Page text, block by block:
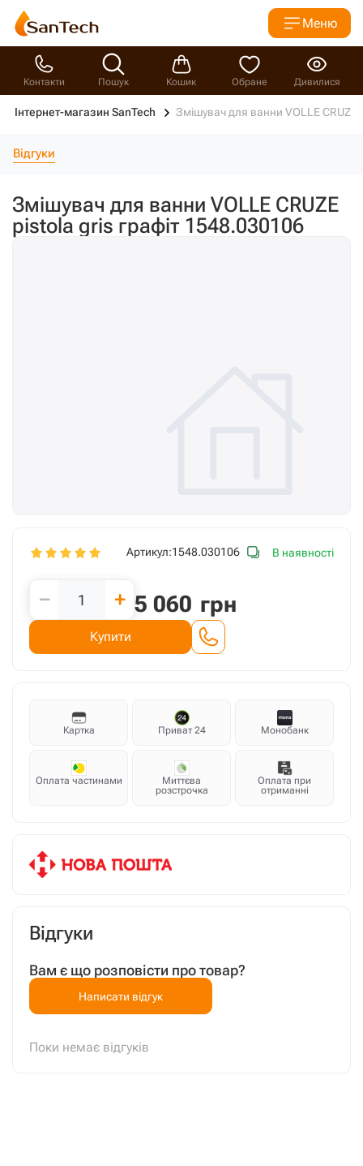
Меню
Контакти Пошук Кошик Обране Дивилися
Інтернет-магазин SanTech Змішувач для ванни VOLLE
Відгуки
Змішувач для ванни VOLLE CRUZE
pistola gris графіт 1548.030106
Артикул:1548.030106 В наявності
− + 5 060 грн
Купити
Картка Приват 24 Монобанк
Оплата частинами
Миттєва
розстрочка
Оплата при
отриманні
Відгуки
Вам є що розповісти про товар?
Написати відгук
Поки немає відгуків